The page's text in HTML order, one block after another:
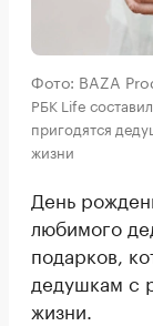
Фото: BAZA
РБК Life
пригодятся
жизни
День
любимого
подарков,
дедушкам с
жизни.